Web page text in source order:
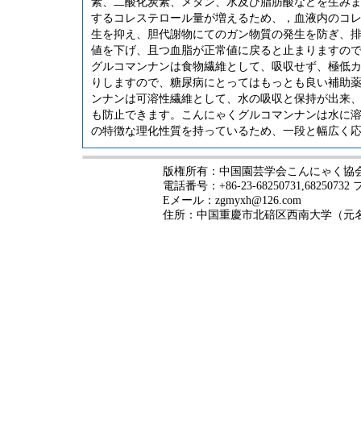
するコレステロール量が増えるため、
， 血液内のコ
生を抑え、胆代謝物にてのガン物質の発生を防ぎ、
値を下げ、且つ血脂が正常値に戻ると止まりますの
グルコマンナンは食物繊維として、吸収せず、極低
りしますので、糖尿病にとってはもっとも良い補助
ンナンは可溶性繊維として、水の吸収と保持が出来
も防止できます。こんにゃくグルコマンナンは水に
の特徴な理化性質を持っているため、一段と幅広く
版権所有：中国園芸学会こんにゃく協
電話番号：+86-23-68250731,68250732
Eメール：zgmyxh@126.com
住所：中国重慶市北碚区西南大学（